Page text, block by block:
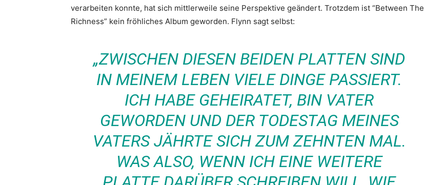
verarbeiten konnte, hat sich mittlerweile seine Perspektive geändert. Trotzdem ist “Between The
Richness” kein fröhliches Album geworden. Flynn sagt selbst:
„ZWISCHEN DIESEN BEIDEN PLATTEN SIND
IN MEINEM LEBEN VIELE DINGE PASSIERT.
ICH HABE GEHEIRATET, BIN VATER
GEWORDEN UND DER TODESTAG MEINES
VATERS JÄHRTE SICH ZUM ZEHNTEN MAL.
WAS ALSO, WENN ICH EINE WEITERE